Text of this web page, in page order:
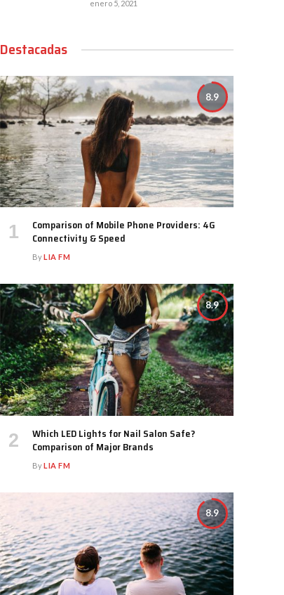
enero 5, 2021
Destacadas
8.9
Comparison of Mobile Phone Providers: 4G
Connectivity & Speed
ByLIA FM
8.9
Which LED Lights for Nail Salon Safe?
Comparison of Major Brands
ByLIA FM
8.9